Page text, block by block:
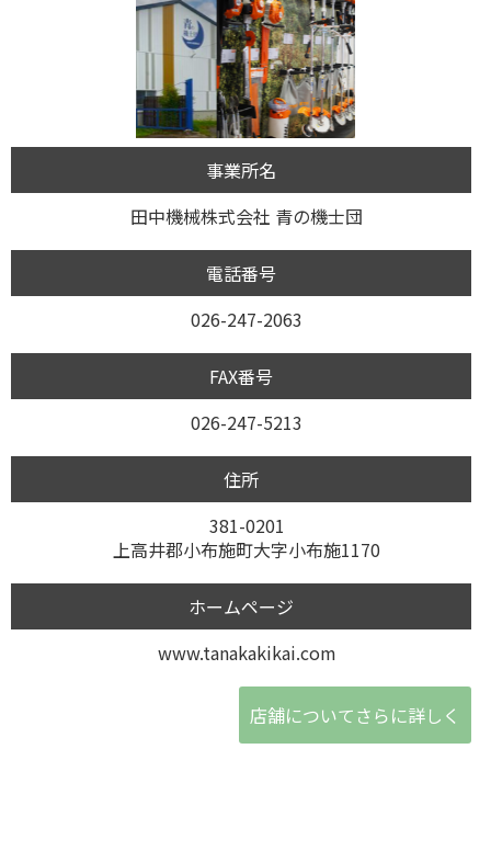
事業所名
田中機械株式会社 青の機士団
電話番号
026-247-2063
FAX番号
026-247-5213
住所
381-0201
上高井郡小布施町大字小布施1170
ホームページ
www.tanakakikai.com
店舗についてさらに詳しく